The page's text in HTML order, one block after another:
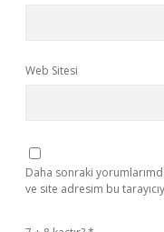
Web Sitesi
Daha sonraki
ve site adresim bu